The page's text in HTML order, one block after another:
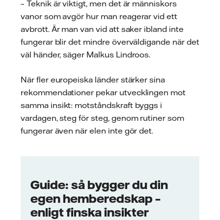
– Teknik är viktigt, men det är människors
vanor som avgör hur man reagerar vid ett
avbrott. Är man van vid att saker ibland inte
fungerar blir det mindre överväldigande när det
väl händer, säger Malkus Lindroos.
När fler europeiska länder stärker sina
rekommendationer pekar utvecklingen mot
samma insikt: motståndskraft byggs i
vardagen, steg för steg, genom rutiner som
fungerar även när elen inte gör det.
Guide: så bygger du din
egen hemberedskap –
enligt finska insikter